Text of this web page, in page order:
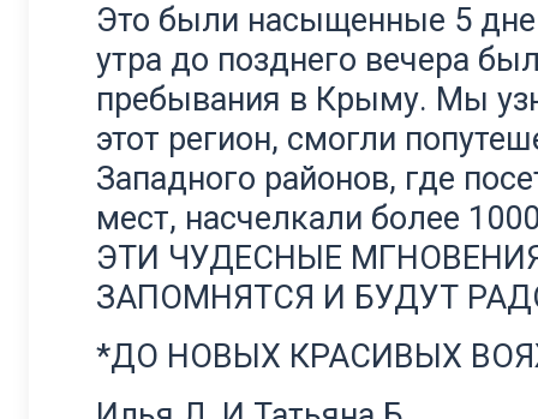
Это были насыщенные 5
утра до позднего вечера
пребывания в Крыму. Мы
этот регион, смогли
Западного районов, где
мест, насчелкали более
ЭТИ ЧУДЕСНЫЕ
ЗАПОМНЯТСЯ И БУДУТ
*ДО НОВЫХ КРАСИВЫХ